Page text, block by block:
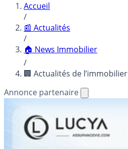
Accueil
/
📰 Actualités
/
🏠 News Immobilier
/
🏢 Actualités de l’immobilier
Annonce partenaire